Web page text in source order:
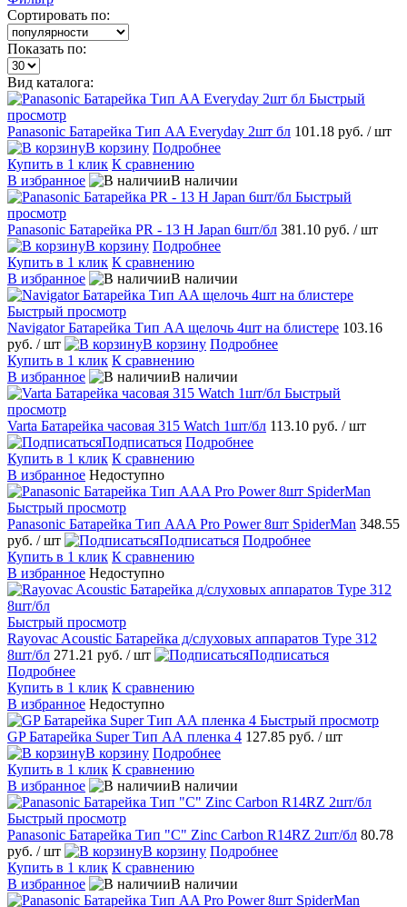
Сортировать по:
Показать по:
Вид каталога:
Быстрый
просмотр
Panasonic Батарейка Тип AA Everyday 2шт бл 101.18 руб. / шт
В корзину Подробнее
Купить в 1 клик К сравнению
В избранное
В наличии
Быстрый
просмотр
Panasonic Батарейка PR - 13 Н Japan 6шт/бл 381.10 руб. / шт
В корзину Подробнее
Купить в 1 клик К сравнению
В избранное
В наличии
Быстрый просмотр
Navigator Батарейка Тип AA щелочь 4шт на блистере 103.16
руб. / шт В корзину Подробнее
Купить в 1 клик К сравнению
В избранное
В наличии
Быстрый
просмотр
Varta Батарейка часовая 315 Watch 1шт/бл 113.10 руб. / шт
Подписаться Подробнее
Купить в 1 клик К сравнению
В избранное Недоступно
Быстрый просмотр
Panasonic Батарейка Тип AAA Pro Power 8шт SpiderMan 348.55
руб. / шт Подписаться Подробнее
Купить в 1 клик К сравнению
В избранное Недоступно
Быстрый просмотр
Rayovac Acoustic Батарейка д/слуховых аппаратов Type 312
8шт/бл 271.21 руб. / шт
Подписаться
Подробнее
Купить в 1 клик К сравнению
В избранное Недоступно
Быстрый просмотр
GP Батарейка Super Тип АА пленка 4 127.85 руб. / шт
В корзину Подробнее
Купить в 1 клик К сравнению
В избранное
В наличии
Быстрый просмотр
Panasonic Батарейка Тип "C" Zinc Carbon R14RZ 2шт/бл 80.78
руб. / шт В корзину Подробнее
Купить в 1 клик К сравнению
В избранное
В наличии